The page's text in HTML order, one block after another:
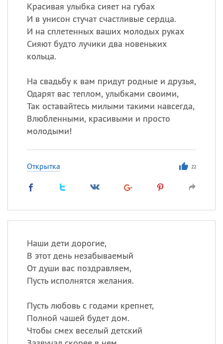
Красивая улыбка сияет на губах
И в унисон стучат счастливые сердца.
И на сплетенных ваших молодых руках
Сияют будто лучики два новеньких
кольца.
На свадьбу к вам придут родные и друзья,
Одарят вас теплом, улыбками своими,
Так оставайтесь милыми такими навсегда,
Влюбленными, красивыми и просто
молодыми!
Открытка 22
Наши дети дорогие,
В этот день незабываемый
От души вас поздравляем,
Пусть исполнятся желания.
Пусть любовь с годами крепнет,
Полной чашей будет дом.
Чтобы смех веселый детский
11.08 День Святой Клары —
покровительницы
телевидения
Сегодня празднуют именины
Герман,Иван,Клим,Еще
и